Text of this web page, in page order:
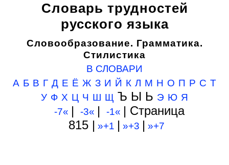
Словарь трудностей
русского языка
Словообразование. Грамматика.
Стилистика
В СЛОВАРИ
А Б В Г Д Е Ё Ж З И Й К Л М Н О П Р С Т
У Ф Х Ц Ч Ш Щ Ъ Ы Ь Э Ю Я
-7« | -3« | -1« | Cтраница
815 | »+1 | »+3 | »+7